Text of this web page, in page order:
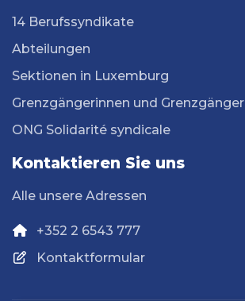
14 Berufssyndikate
Abteilungen
Sektionen in Luxemburg
Grenzgängerinnen und Grenzgänger
ONG Solidarité syndicale
Kontaktieren Sie uns
Alle unsere Adressen
+352 2 6543 777
Kontaktformular